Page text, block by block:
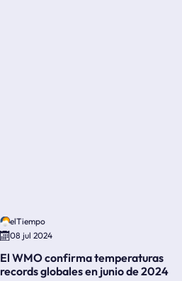
elTiempo
08 jul 2024
El WMO confirma temperaturas
records globales en junio de 2024